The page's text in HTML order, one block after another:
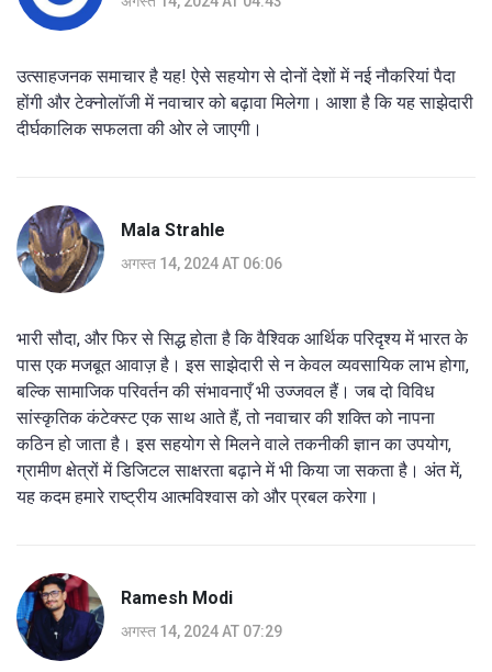
उत्साहजनक समाचार है यह! ऐसे सहयोग से दोनों देशों में नई नौकरियां पैदा
होंगी और टेक्नोलॉजी में नवाचार को बढ़ावा मिलेगा। आशा है कि यह साझेदारी
दीर्घकालिक सफलता की ओर ले जाएगी।
Mala Strahle
अगस्त 14, 2024 AT 06:06
भारी सौदा, और फिर से सिद्ध होता है कि वैश्विक आर्थिक परिदृश्य में भारत के
पास एक मजबूत आवाज़ है। इस साझेदारी से न केवल व्यवसायिक लाभ होगा,
बल्कि सामाजिक परिवर्तन की संभावनाएँ भी उज्जवल हैं। जब दो विविध
सांस्कृतिक कंटेक्स्ट एक साथ आते हैं, तो नवाचार की शक्ति को नापना
कठिन हो जाता है। इस सहयोग से मिलने वाले तकनीकी ज्ञान का उपयोग,
ग्रामीण क्षेत्रों में डिजिटल साक्षरता बढ़ाने में भी किया जा सकता है। अंत में,
यह कदम हमारे राष्ट्रीय आत्मविश्वास को और प्रबल करेगा।
Ramesh Modi
अगस्त 14, 2024 AT 07:29